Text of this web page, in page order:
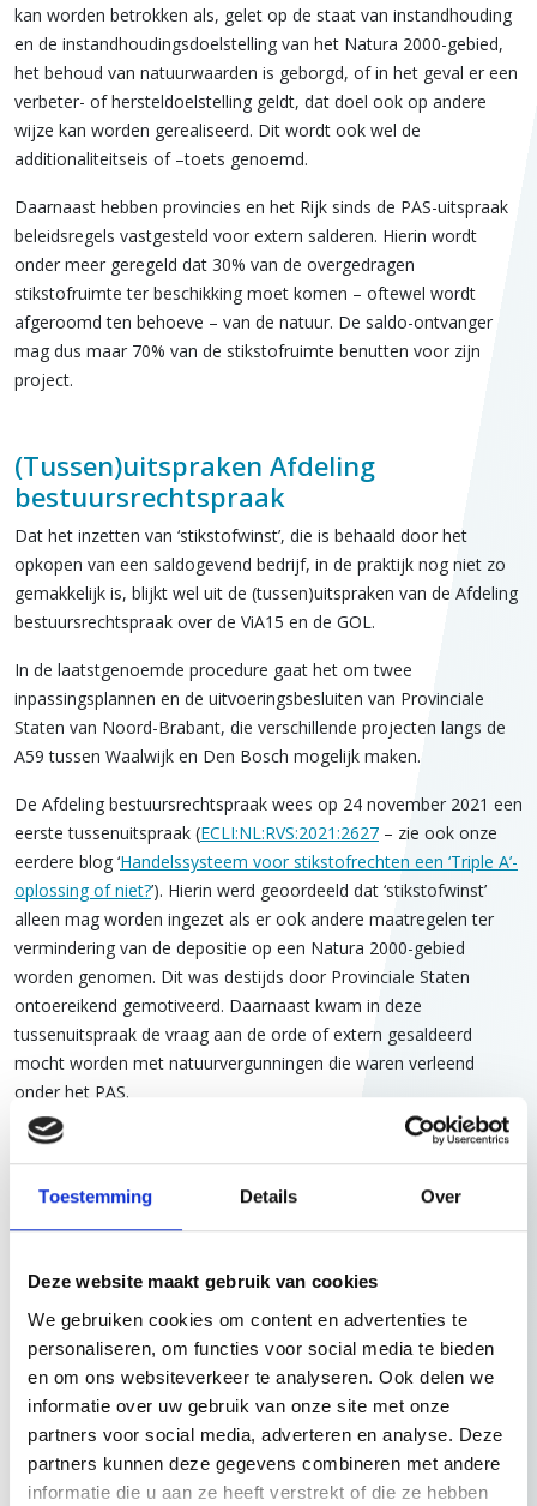
Toestemming Details Over
Deze website maakt gebruik van cookies
We gebruiken cookies om content en advertenties te
personaliseren, om functies voor social media te bieden
en om ons websiteverkeer te analyseren. Ook delen we
informatie over uw gebruik van onze site met onze
partners voor social media, adverteren en analyse. Deze
partners kunnen deze gegevens combineren met andere
informatie die u aan ze heeft verstrekt of die ze hebben
kan worden betrokken als, gelet op de staat van instandhouding
en de instandhoudingsdoelstelling van het Natura 2000-gebied,
het behoud van natuurwaarden is geborgd, of in het geval er een
verbeter- of hersteldoelstelling geldt, dat doel ook op andere
wijze kan worden gerealiseerd. Dit wordt ook wel de
additionaliteitseis of –toets genoemd.
Daarnaast hebben provincies en het Rijk sinds de PAS-uitspraak
beleidsregels vastgesteld voor extern salderen. Hierin wordt
onder meer geregeld dat 30% van de overgedragen
stikstofruimte ter beschikking moet komen – oftewel wordt
afgeroomd ten behoeve – van de natuur. De saldo-ontvanger
mag dus maar 70% van de stikstofruimte benutten voor zijn
project.
(Tussen)uitspraken Afdeling
bestuursrechtspraak
Dat het inzetten van ‘stikstofwinst’, die is behaald door het
opkopen van een saldogevend bedrijf, in de praktijk nog niet zo
gemakkelijk is, blijkt wel uit de (tussen)uitspraken van de Afdeling
bestuursrechtspraak over de ViA15 en de GOL.
In de laatstgenoemde procedure gaat het om twee
inpassingsplannen en de uitvoeringsbesluiten van Provinciale
Staten van Noord-Brabant, die verschillende projecten langs de
A59 tussen Waalwijk en Den Bosch mogelijk maken.
De Afdeling bestuursrechtspraak wees op 24 november 2021 een
eerste tussenuitspraak (ECLI:NL:RVS:2021:2627 – zie ook onze
eerdere blog ‘Handelssysteem voor stikstofrechten een ‘Triple A’-
oplossing of niet?’). Hierin werd geoordeeld dat ‘stikstofwinst’
alleen mag worden ingezet als er ook andere maatregelen ter
vermindering van de depositie op een Natura 2000-gebied
worden genomen. Dit was destijds door Provinciale Staten
ontoereikend gemotiveerd. Daarnaast kwam in deze
tussenuitspraak de vraag aan de orde of extern gesaldeerd
mocht worden met natuurvergunningen die waren verleend
onder het PAS.
Aan deze natuurvergunningen lag, zoals de Afdeling
bestuursrechtspraak in de PAS-uitspraak oordeelde, immers geen
deugdelijke passende beoordeling ten grondslag. Omdat
onherroepelijke natuurvergunningen door de PAS-uitspraak niet
bestuursrechtspraak mogelijk om daarmee extern te salderen.
Ook het ‘AquaPri-arrest’ van het Europese Hof van Justitie
(ECLI:EU:C:2022:864) staat niet in de weg aan extern salderen
met een natuurvergunning die op grond van het PAS tot stand is
gekomen, aldus de Afdeling bestuursrechtspraak.
In de tweede, recente, tussenuitspraak (ECLI:NL:RVS:2024:625)
oordeelde de Afdeling bestuursrechtspraak dat het nieuwe besluit